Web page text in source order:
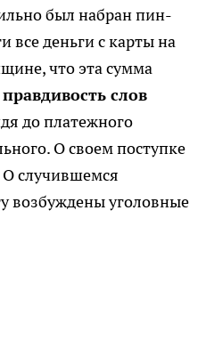
был набран пин-
все деньги с карты на
что эта сумма
слов
до платежного
О своем поступке
случившемся
возбуждены уголовные